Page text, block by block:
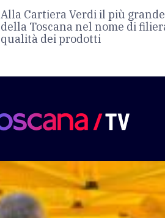
Alla Cartiera Verdi il più
della Toscana nel nome di
qualità dei prodotti